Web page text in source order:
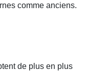
comme anciens.
de plus en plus